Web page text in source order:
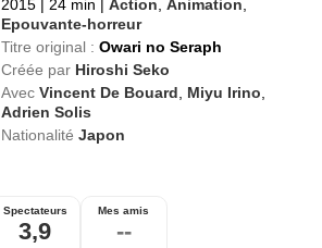
2015 | 24 min | Action ,Animation
Epouvante-horreur
Titre original : Owari no Seraph
Créée par Hiroshi Seko
Avec Vincent De Bouard Miyu Irino
Adrien Solis
Nationalité Japon
Spectateurs
3,9
Mes amis
--